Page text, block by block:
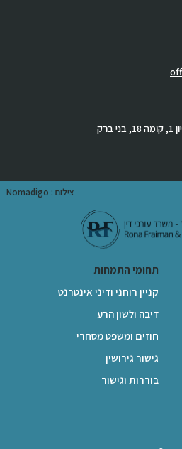
צילום : Nomadigo
תחומי התמחות
קניין רוחני ודיני אינטרנט
דיבה ולשון הרע
חוזים ומשפט מסחרי
גישור גירושין
בוררות וגישור